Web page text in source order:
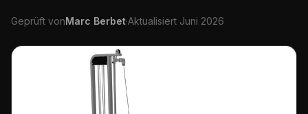
Geprüft vonMarc Berbet·Aktualisiert Juni 2026